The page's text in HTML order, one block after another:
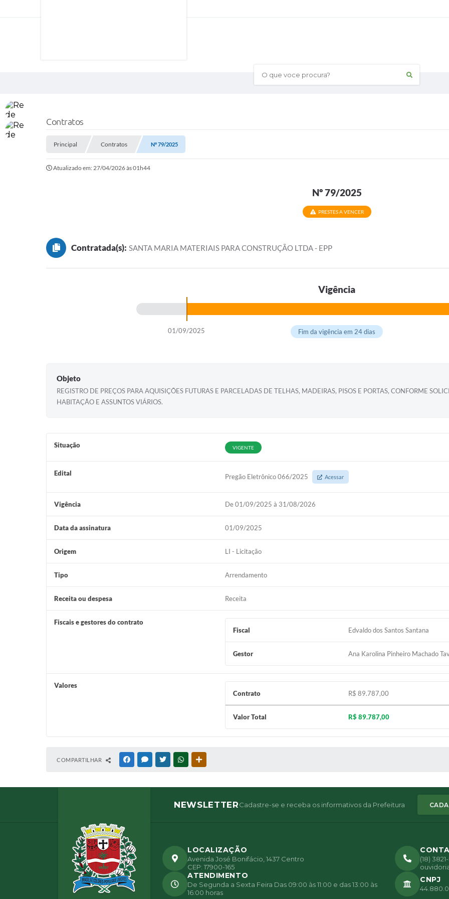
O que voce procura?
Contratos
Principal Contratos Nº 79/2025
Atualizado em: 27/04/2026 às 01h44
Nº 79/2025
PRESTES A VENCER
Contratada(s): SANTA MARIA MATERIAIS PARA CONSTRUÇÃO LTDA - EPP
Vigência
01/09/2025 Fim da vigência em 24 dias
Objeto
REGISTRO DE PREÇOS PARA AQUISIÇÕES FUTURAS E PARCELADAS DE TELHAS, MADEIRAS, PISOS E PORTAS, CONFORME
HABITAÇÃO E ASSUNTOS VIÁRIOS.
Situação VIGENTE
Edital Pregão Eletrônico 066/2025 Acessar
Vigência De 01/09/2025 à 31/08/2026
Data da assinatura 01/09/2025
Origem LI - Licitação
Tipo Arrendamento
Receita ou despesa Receita
Fiscais e gestores do contrato
Fiscal
Edvaldo dos Santos Santana
Gestor Ana Karolina Pinheiro Machado
Valores
Contrato
R$ 89.787,00
Valor Total R$ 89.787,00
COMPARTILHAR FACEBOOKMESSENGER
TWITTERWHATSAPP
NEWSLETTERCadastre-se e receba os informativos da Prefeitura
LOCALIZAÇÃO
Avenida José Bonifácio, 1437 Centro
CEP: 17900-165
(18)
ATENDIMENTO
De Segunda a Sexta Feira Das 09:00 às 11:00 e das 13:00 às
16:00 horas
CNPJ